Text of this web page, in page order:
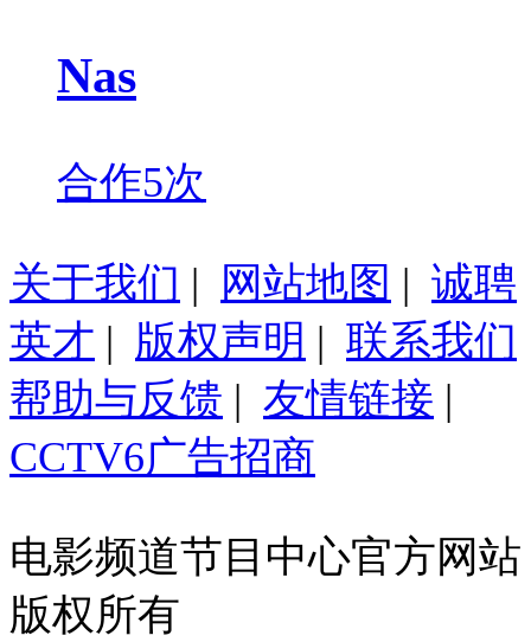
Nas
合作5次
关于我们 | 网站地图 | 诚聘
英才 | 版权声明 | 联系我们
帮助与反馈 | 友情链接 |
CCTV6广告招商
电影频道节目中心官方网站
版权所有